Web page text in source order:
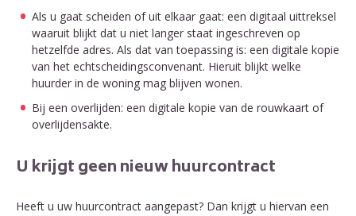
Als u gaat scheiden of uit elkaar gaat: een digitaal uittreksel
waaruit blijkt dat u niet langer staat ingeschreven op
hetzelfde adres. Als dat van toepassing is: een digitale kopie
van het echtscheidingsconvenant. Hieruit blijkt welke
huurder in de woning mag blijven wonen.
Bij een overlijden: een digitale kopie van de rouwkaart of
overlijdensakte.
U krijgt geen nieuw huurcontract
Heeft u uw huurcontract aangepast? Dan krijgt u hiervan een